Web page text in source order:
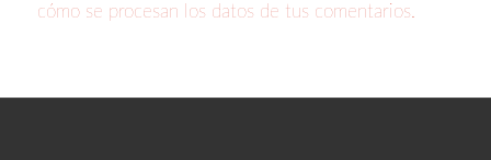
cómo se procesan los datos de tus comentarios.